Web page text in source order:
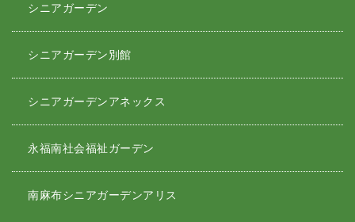
シニアガーデン
シニアガーデン別館
シニアガーデンアネックス
永福南社会福祉ガーデン
南麻布シニアガーデンアリス